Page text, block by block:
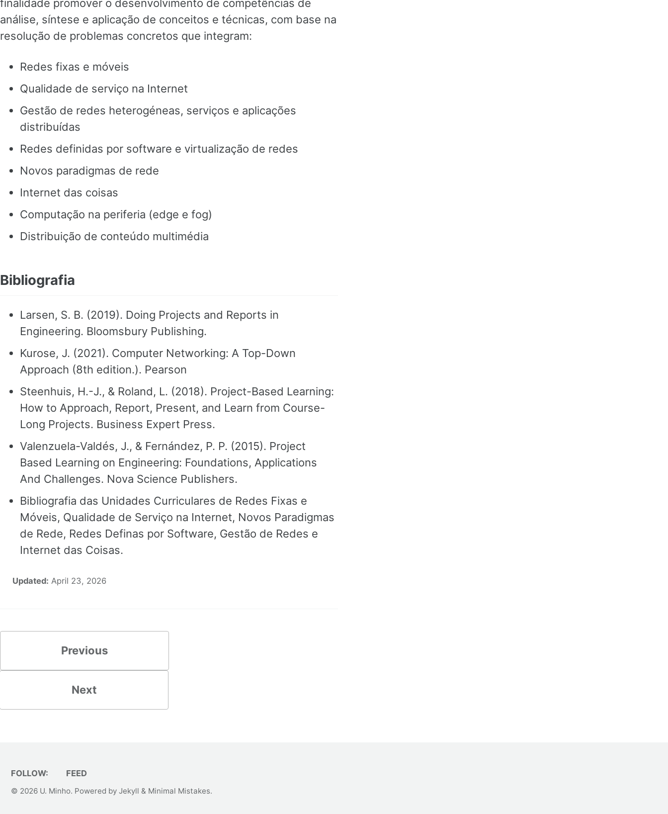
finalidade promover o desenvolvimento de competências de
análise, síntese e aplicação de conceitos e técnicas, com base na
resolução de problemas concretos que integram:
Redes fixas e móveis
Qualidade de serviço na Internet
Gestão de redes heterogéneas, serviços e aplicações
distribuídas
Redes definidas por software e virtualização de redes
Novos paradigmas de rede
Internet das coisas
Computação na periferia (edge e fog)
Distribuição de conteúdo multimédia
Bibliografia
Larsen, S. B. (2019). Doing Projects and Reports in
Engineering. Bloomsbury Publishing.
Kurose, J. (2021). Computer Networking: A Top-Down
Approach (8th edition.). Pearson
Steenhuis, H.-J., & Roland, L. (2018). Project-Based Learning:
How to Approach, Report, Present, and Learn from Course-
Long Projects. Business Expert Press.
Valenzuela-Valdés, J., & Fernández, P. P. (2015). Project
Based Learning on Engineering: Foundations, Applications
And Challenges. Nova Science Publishers.
Bibliografia das Unidades Curriculares de Redes Fixas e
Móveis, Qualidade de Serviço na Internet, Novos Paradigmas
de Rede, Redes Definas por Software, Gestão de Redes e
Internet das Coisas.
Updated: April 23, 2026
Previous
Next
FOLLOW: FEED
© 2026 U. Minho. Powered by Jekyll & Minimal Mistakes.